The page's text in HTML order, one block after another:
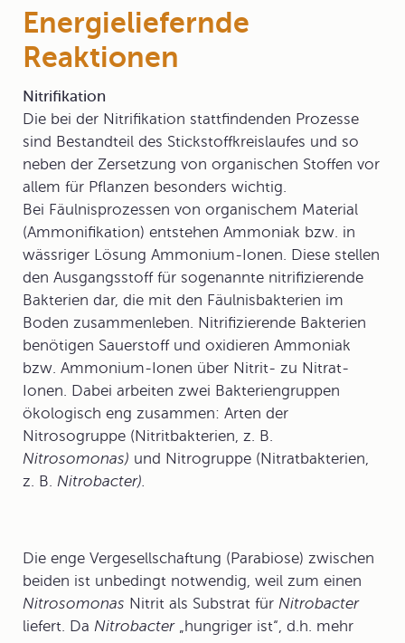
Energieliefernde
Reaktionen
Nitrifikation
Die bei der Nitrifikation stattfindenden Prozesse
sind Bestandteil des Stickstoffkreislaufes und so
neben der Zersetzung von organischen Stoffen vor
allem für Pflanzen besonders wichtig.
Bei Fäulnisprozessen von organischem Material
(Ammonifikation) entstehen Ammoniak bzw. in
wässriger Lösung Ammonium-Ionen. Diese stellen
den Ausgangsstoff für sogenannte nitrifizierende
Bakterien dar, die mit den Fäulnisbakterien im
Boden zusammenleben. Nitrifizierende Bakterien
benötigen Sauerstoff und oxidieren Ammoniak
bzw. Ammonium-Ionen über Nitrit- zu Nitrat-
Ionen. Dabei arbeiten zwei Bakteriengruppen
ökologisch eng zusammen: Arten der
Nitrosogruppe (Nitritbakterien, z. B.
Nitrosomonas) und Nitrogruppe (Nitratbakterien,
z. B. Nitrobacter).
Die enge Vergesellschaftung (Parabiose) zwischen
beiden ist unbedingt notwendig, weil zum einen
Nitrosomonas Nitrit als Substrat für Nitrobacter
liefert. Da Nitrobacter„hungriger ist“, d.h. mehr